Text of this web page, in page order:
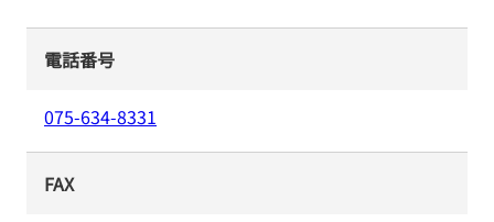
電話番号
075-634-8331
FAX